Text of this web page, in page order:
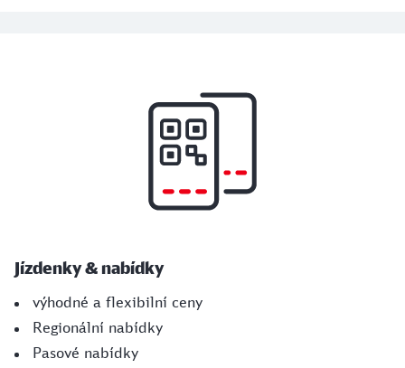
Jízdenky & nabídky
výhodné a flexibilní ceny
Regionální nabídky
Pasové nabídky